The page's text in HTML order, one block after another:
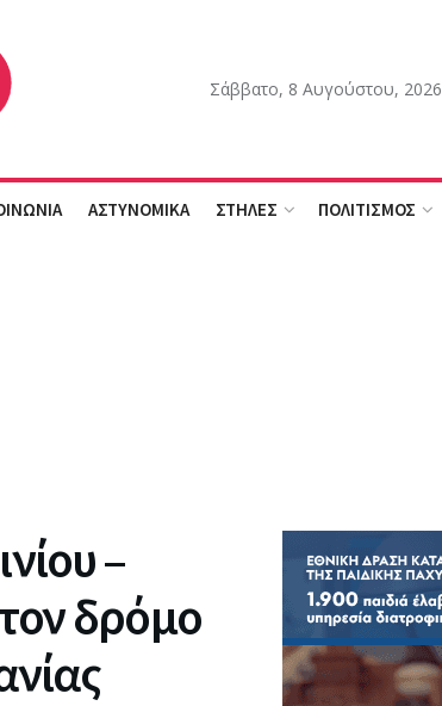
Σάββατο, 8 Αυγούστου, 2026
ΑΣΤΥΝΟΜΙΚΑ ΣΤΗΛΕΣ ΠΟΛΙΤΙΣΜΟΣ
–
δρόμο